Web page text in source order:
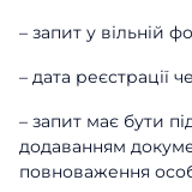
– запит у вільній
– дата реєстрації
– запит має бути
додаванням
повноваження